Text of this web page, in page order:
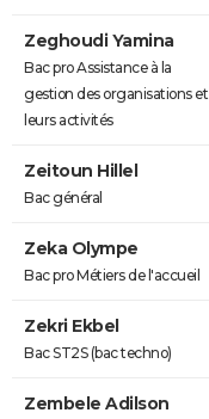
Zeghoudi Yamina
Bac pro Assistance à la
gestion des organisations et
leurs activités
Zeitoun Hillel
Bac général
Zeka Olympe
Bac pro Métiers de l'accueil
Zekri Ekbel
Bac ST2S (bac techno)
Zembele Adilson